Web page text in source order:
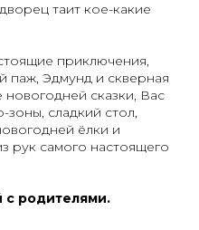
таит кое-какие
приключения,
паж, Эдмунд и скверная
сказки, Вас
сладкий стол,
ёлки и
рук самого настоящего
с родителями.